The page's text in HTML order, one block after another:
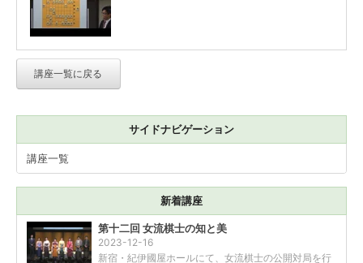
講座一覧に戻る
サイドナビゲーション
講座一覧
新着講座
第十二回 女流棋士の知と美
2023-12-16
新宿・紀伊國屋ホールにて、女流棋士の公開対局を行